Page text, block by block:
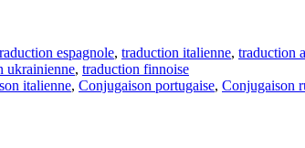
espagnole, traduction italienne, traduction
ukrainienne, traduction finnoise
italienne, Conjugaison portugaise, Conjugaison